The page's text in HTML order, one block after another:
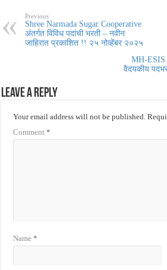
Previous
Shree Narmada Sugar Cooperative
अंतर्गत विविध पदांची भरती – नवीन
जाहिरात प्रकाशित !! २५ नोव्हेंबर २०२५
MH-ESIS
वैदयकीय
Leave a Reply
Your email address will not be published.
Comment*
Name*